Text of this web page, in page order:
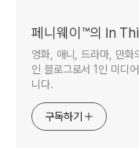
페니웨이™의 In
영화, 애니, 드라마, 만화
인 블로그로서 1인 미디
니다.
구독하기